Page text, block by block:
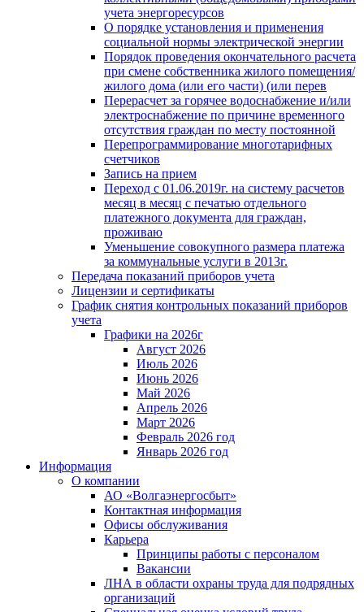
учета энергоресурсов
О порядке установления и применения
социальной нормы электрической энергии
Порядок проведения окончательного расчета
при смене собственника жилого помещения/
жилого дома (или его части) (или перев
Перерасчет за горячее водоснабжение и/или
электроснабжение по причине временного
отсутствия граждан по месту постоянной
Перепрограммирование многотарифных
счетчиков
Запись на прием
Переход с 01.06.2019г. на систему расчетов
месяц в месяц с печатью отдельного
платежного документа для граждан,
проживаю
Уменьшение совокупного размера платежа
за коммунальные услуги в 2013г.
Передача показаний приборов учета
Лицензии и сертификаты
График снятия контрольных показаний приборов
учета
Графики на 2026г
Август 2026
Июль 2026
Июнь 2026
Май 2026
Апрель 2026
Март 2026
Февраль 2026 год
Январь 2026 год
Информация
О компании
АО «Волгаэнергосбыт»
Контактная информация
Офисы обслуживания
Карьера
Принципы работы с персоналом
Вакансии
ЛНА в области охраны труда для подрядных
организаций